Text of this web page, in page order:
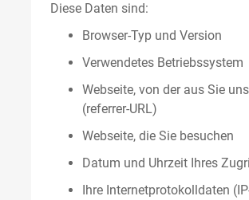
Diese Daten sind:
Browser-Typ und Version
Verwendetes Betriebssystem
Webseite, von der aus Sie
(referrer-URL)
Webseite, die Sie besuchen
Datum und Uhrzeit Ihres
Ihre Internetprotokolldaten